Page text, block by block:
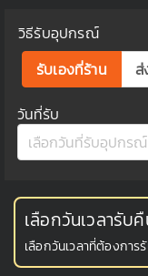
วิธีรับอุปกรณ์
รับเองที่ร้าน
ส่
วันที่รับ
เลือกวันเวลารับ
เลือกวันเวลาที่ต้องกา